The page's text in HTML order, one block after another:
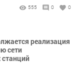
555 0 0
реализация
сети
станций